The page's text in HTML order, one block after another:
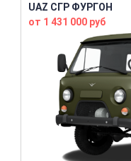
UAZ СГР ФУРГОН
от 1 431 000 руб